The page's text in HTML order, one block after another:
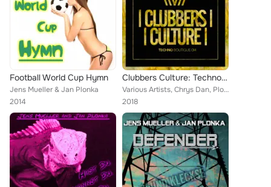
Football World Cup Hymn
Jens Mueller & Jan Plonka
2014
Clubbers Culture: Techno Boutique 014
Various Artists, Chrys Dan, Plonka, Mike Tike, Marcio Kantana, Joel K, Damon, Jens Mueller, Dimitri Skouras, Robyker, Mueller, J...
2018